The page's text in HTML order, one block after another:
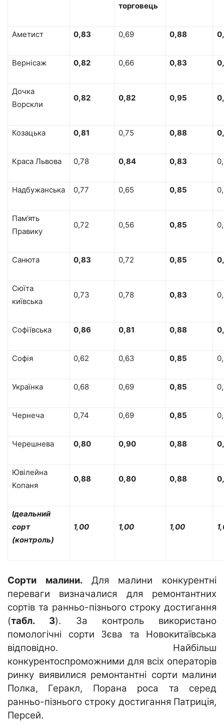
торговець
Аметист 0,83 0,69 0,88
Вернісаж 0,82 0,66 0,83
Дочка
Ворскли
0,82 0,82 0,95
Козацька 0,81 0,75 0,88
Краса Львова 0,78 0,84 0,83
Надбужанська 0,77 0,65 0,85
Пам’ять
Правику
0,72 0,56 0,85
Санюта 0,83 0,72 0,85
Сюїта
київська
0,73 0,78 0,83
Софіївська 0,86 0,81 0,88
Софія 0,62 0,63 0,85
Українка 0,68 0,69 0,85
Чернеча 0,74 0,69 0,85
Черешнева 0,80 0,90 0,88
Ювілейна
Копаня
0,88 0,80 0,88
Ідеальний
сорт
(контроль)
1,00 1,00 1,00
Сорти малини. Для малини конкурентні
переваги визначалися для ремонтантних
сортів та ранньо-пізнього строку достигання
(табл. 3). За контроль використано
помологічні сорти Зєва та Новокитаївська
відповідно. Найбільш
конкурентоспроможними для всіх операторів
ринку виявилися ремонтантні сорти малини
Полка, Геракл, Порана роса та серед
ранньо-пізнього строку достигання Патриція,
Персей.